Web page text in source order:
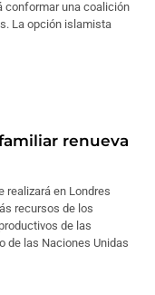
conformar una coalición
La opción islamista
renueva
realizará en Londres
recursos de los
de las
de las Naciones Unidas